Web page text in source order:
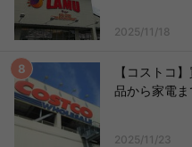
2025/11/18
【コストコ
品から家電ま
2025/11/23